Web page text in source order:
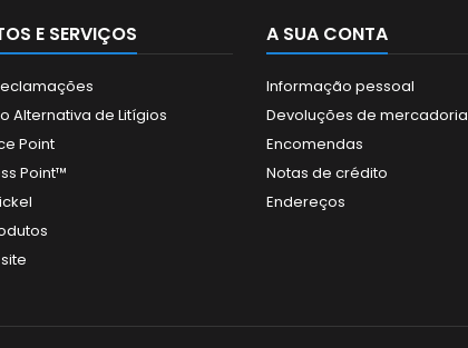
E SERVIÇOS
Alternativa de Litígios
Point
Point™
A SUA CONTA
Informação pessoal
Devoluções de mercadoria
Encomendas
Notas de crédito
Endereços